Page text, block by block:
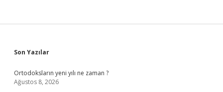
Sidebar
Son Yazılar
Ortodoksların yeni yılı ne zaman ?
Ağustos 8, 2026